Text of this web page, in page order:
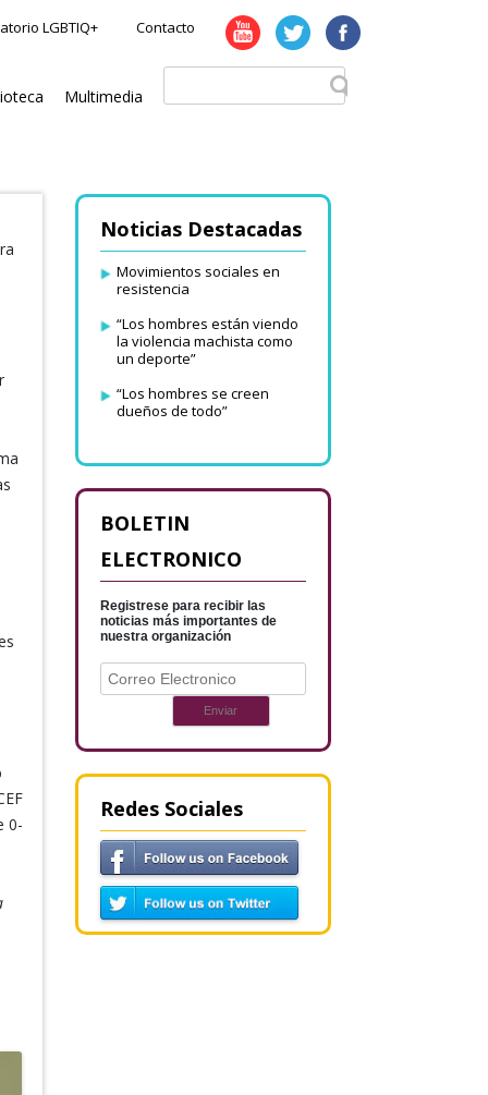
LGBTIQ+ Contacto
Multimedia
0-
Noticias Destacadas
Movimientos sociales en
resistencia
“Los hombres están viendo
la violencia machista como
un deporte”
“Los hombres se creen
dueños de todo”
BOLETIN
ELECTRONICO
Registrese para recibir las
noticias más importantes de
nuestra organización
Redes Sociales